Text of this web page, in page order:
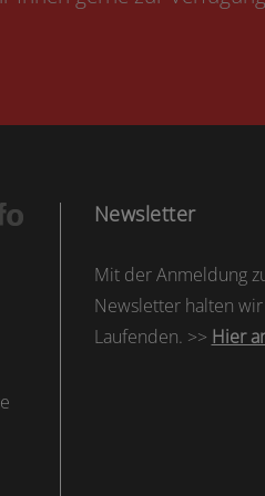
Newsletter
Mit der Anmeldung
Newsletter halten
Laufenden. >> Hier